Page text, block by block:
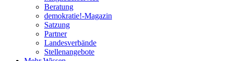
Beratung
demokratie!-Magazin
Satzung
Partner
Landesverbände
Stellenangebote